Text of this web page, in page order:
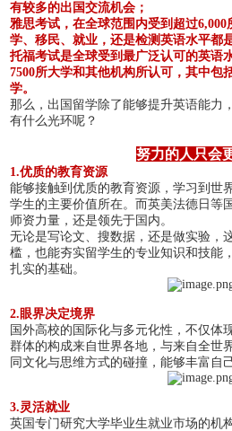
有较多的出国交流机会；
雅思考试，在全球范围内受到超过
学、移民、就业，还是检测英语水平都
托福考试是全球受到最广泛认可的英语
7500所大学和其他机构所认可，其中包
学。
那么，出国留学除了能够提升英语能力
有什么光环呢？
努力的人只会
1.优质的教育资源
能够接触到优质的教育资源，学习到世
学生的主要价值所在。而英美法德日等
师资力量，还是领先于国内。
无论是写论文、搜数据，还是做实验，
槛，也能夯实留学生的专业知识和技能
扎实的基础。
2.眼界决定境界
国外高校的国际化与多元化性，不仅体
群体的构成来自世界各地，与来自全世
同文化与思维方式的碰撞，能够丰富自
3.灵活就业
英国专门研究大学毕业生就业市场的机